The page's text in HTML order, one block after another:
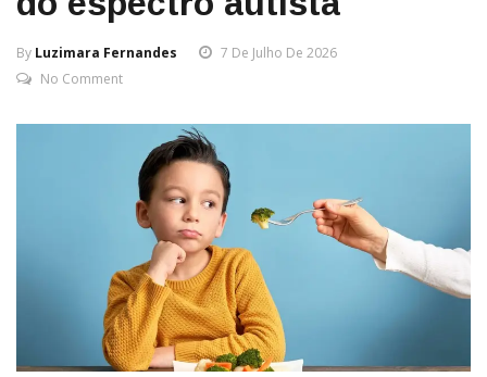
By Luzimara Fernandes
7 De Julho De 2026
No Comment